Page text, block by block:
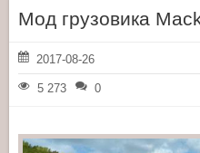
Мод грузовика
2017-08-26
5 273 0